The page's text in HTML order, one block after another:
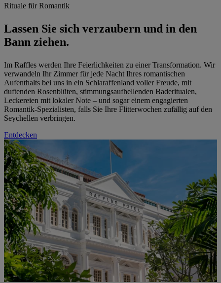
Rituale für Romantik
Lassen Sie sich verzaubern und in den
Bann ziehen.
Im Raffles werden Ihre Feierlichkeiten zu einer Transformation. Wir
verwandeln Ihr Zimmer für jede Nacht Ihres romantischen
Aufenthalts bei uns in ein Schlaraffenland voller Freude, mit
duftenden Rosenblüten, stimmungsaufhellenden Baderitualen,
Leckereien mit lokaler Note – und sogar einem engagierten
Romantik-Spezialisten, falls Sie Ihre Flitterwochen zufällig auf den
Seychellen verbringen.
Entdecken